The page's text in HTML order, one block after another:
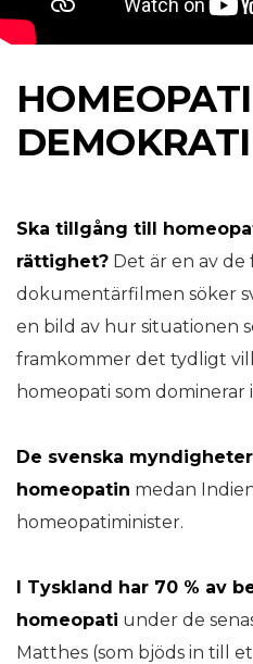
DEMOKRATI
Ska tillgång till
rättighet? Det är en av de
dokumentärfilmen söker
en bild av hur situationen
framkommer det tydligt
homeopati som dominerar
De svenska
homeopatin medan
homeopatiminister.
I Tyskland har 70 % av
homeopati under de
Matthes (som bjöds in till